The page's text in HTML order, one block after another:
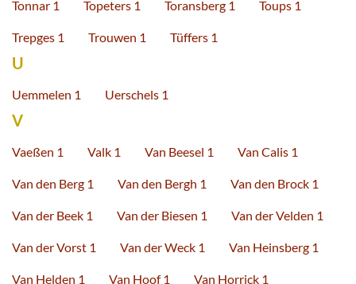
Tonnar 1 Topeters 1 Toransberg 1 Toups 1
Trepges 1 Trouwen 1 Tüffers 1
U
Uemmelen 1 Uerschels 1
V
Vaeßen 1 Valk 1 Van Beesel 1 Van Calis 1
Van den Berg 1 Van den Bergh 1 Van den Brock 1
Van der Beek 1 Van der Biesen 1 Van der Velden 1
Van der Vorst 1 Van der Weck 1 Van Heinsberg 1
Van Helden 1 Van Hoof 1 Van Horrick 1